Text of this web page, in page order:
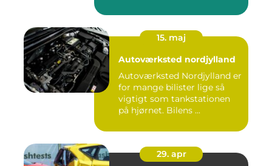
15. maj
Autoværksted nordjylland
Autoværksted Nordjylland er
for mange bilister lige så
vigtigt som tankstationen
på hjørnet. Bilens ...
29. apr